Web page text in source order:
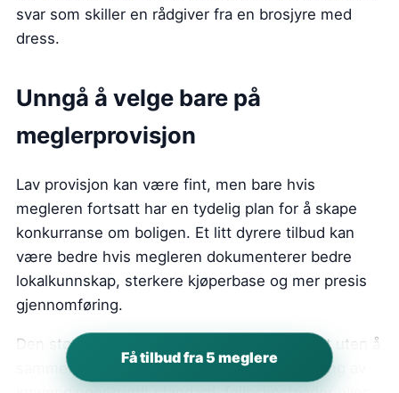
svar som skiller en rådgiver fra en brosjyre med
dress.
Unngå å velge bare på
meglerprovisjon
Lav provisjon kan være fint, men bare hvis
megleren fortsatt har en tydelig plan for å skape
konkurranse om boligen. Et litt dyrere tilbud kan
være bedre hvis megleren dokumenterer bedre
lokalkunnskap, sterkere kjøperbase og mer presis
gjennomføring.
Den største feilen er å sammenligne prosent uten å
sammenligne risiko. I Alna kan svak håndtering av
Få tilbud fra 5 meglere